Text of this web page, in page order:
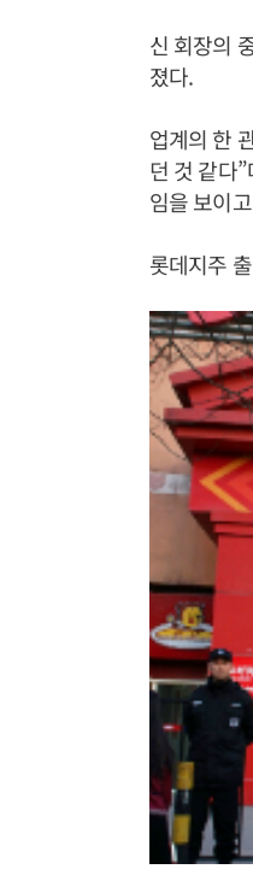
신 회장의
졌다.
업계의 한
던 것 같다
임을 보이
롯데지주